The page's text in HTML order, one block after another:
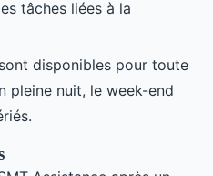
tâches liées à la
disponibles pour toute
pleine nuit, le week-end